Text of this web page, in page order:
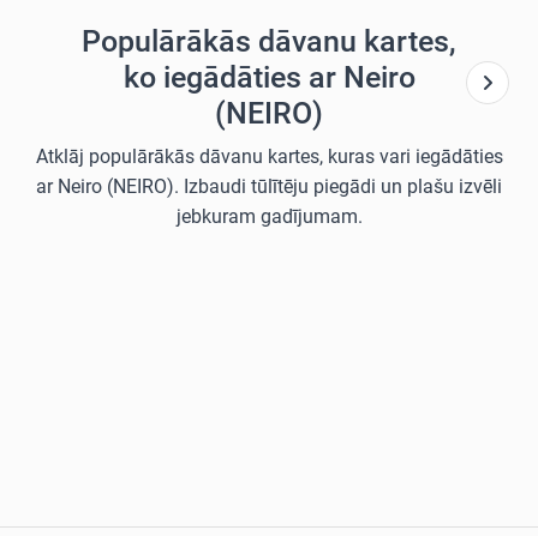
Populārākās dāvanu kartes,
ko iegādāties ar Neiro
(NEIRO)
Atklāj populārākās dāvanu kartes, kuras vari iegādāties
ar Neiro (NEIRO). Izbaudi tūlītēju piegādi un plašu izvēli
jebkuram gadījumam.